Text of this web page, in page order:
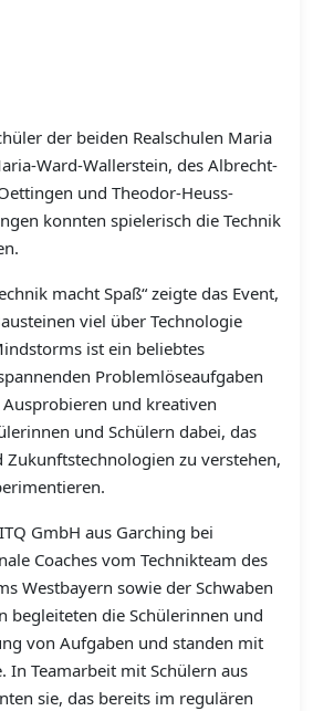
der beiden Realschulen Maria
Ward-Wallerstein, des Albrecht-
und Theodor-Heuss-
konnten spielerisch die Technik
macht Spaß“ zeigte das Event,
viel über Technologie
ist ein beliebtes
Problemlöseaufgaben
und kreativen
und Schülern dabei, das
zu verstehen,
GmbH aus Garching bei
Coaches vom Technikteam des
Westbayern sowie der Schwaben
begleiteten die Schülerinnen und
von Aufgaben und standen mit
In Teamarbeit mit Schülern aus
sie, das bereits im regulären